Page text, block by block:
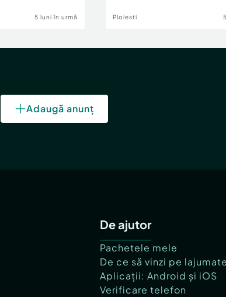
5 luni în urmă Ploiesti
Adaugă anunț
De ajutor
Pachetele mele
De ce să vinzi pe
Aplicații: Android și iOS
Verificare telefon